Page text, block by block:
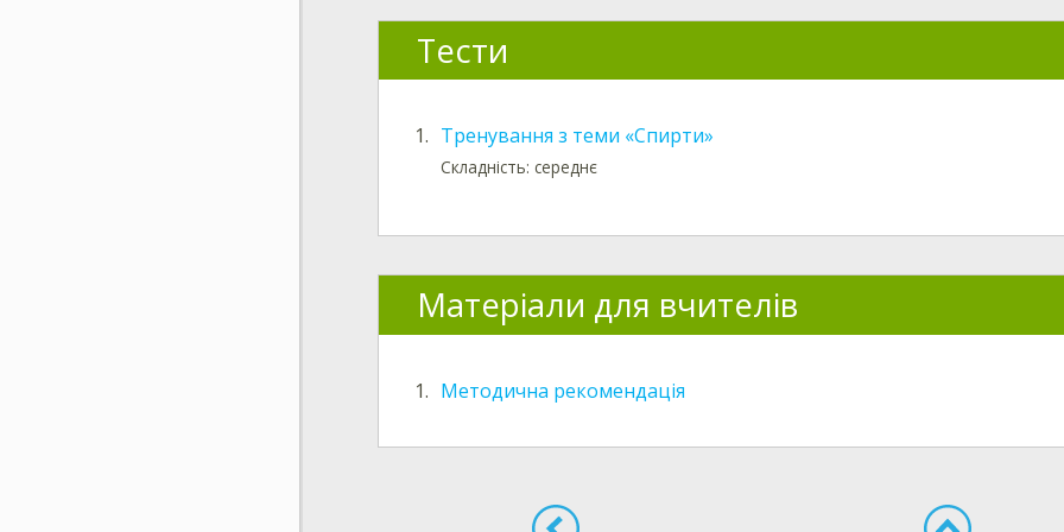
Тести
1. Тренування з теми «Спирти»
Складність: середнє
Матеріали для вчителів
1. Методична рекомендація